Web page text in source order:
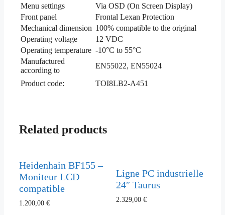
Menu settings
Via OSD (On Screen Display)
Front panel
Frontal Lexan Protection
Mechanical dimension 100% compatible to the original
Operating voltage
12 VDC
Operating temperature -10°C to 55°C
Manufactured
according to
EN55022, EN55024
Product code: TOI8LB2-A451
Related products
Heidenhain BF155 –
Moniteur LCD
compatible
1.200,00 €
Ligne PC industrielle
24″ Taurus
2.329,00€